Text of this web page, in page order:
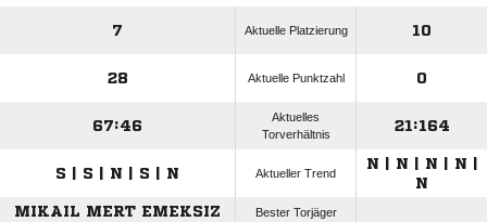
7 Aktuelle Platzierung 10
28 Aktuelle Punktzahl 0
67:46
Aktuelles
Torverhältnis
21:164
S | S | N | S | N Aktueller Trend
N | N | N | N |
N
MIKAIL MERT EMEKSIZ
Bester Torjäger